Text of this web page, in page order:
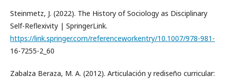
Steinmetz, J. (2022). The History of Sociology as Disciplinary
Self-Reflexivity | SpringerLink.
https://link.springer.com/referenceworkentry/10.1007/978-981-
16-7255-2_60
Zabalza Beraza, M. A. (2012). Articulación y rediseño curricular: